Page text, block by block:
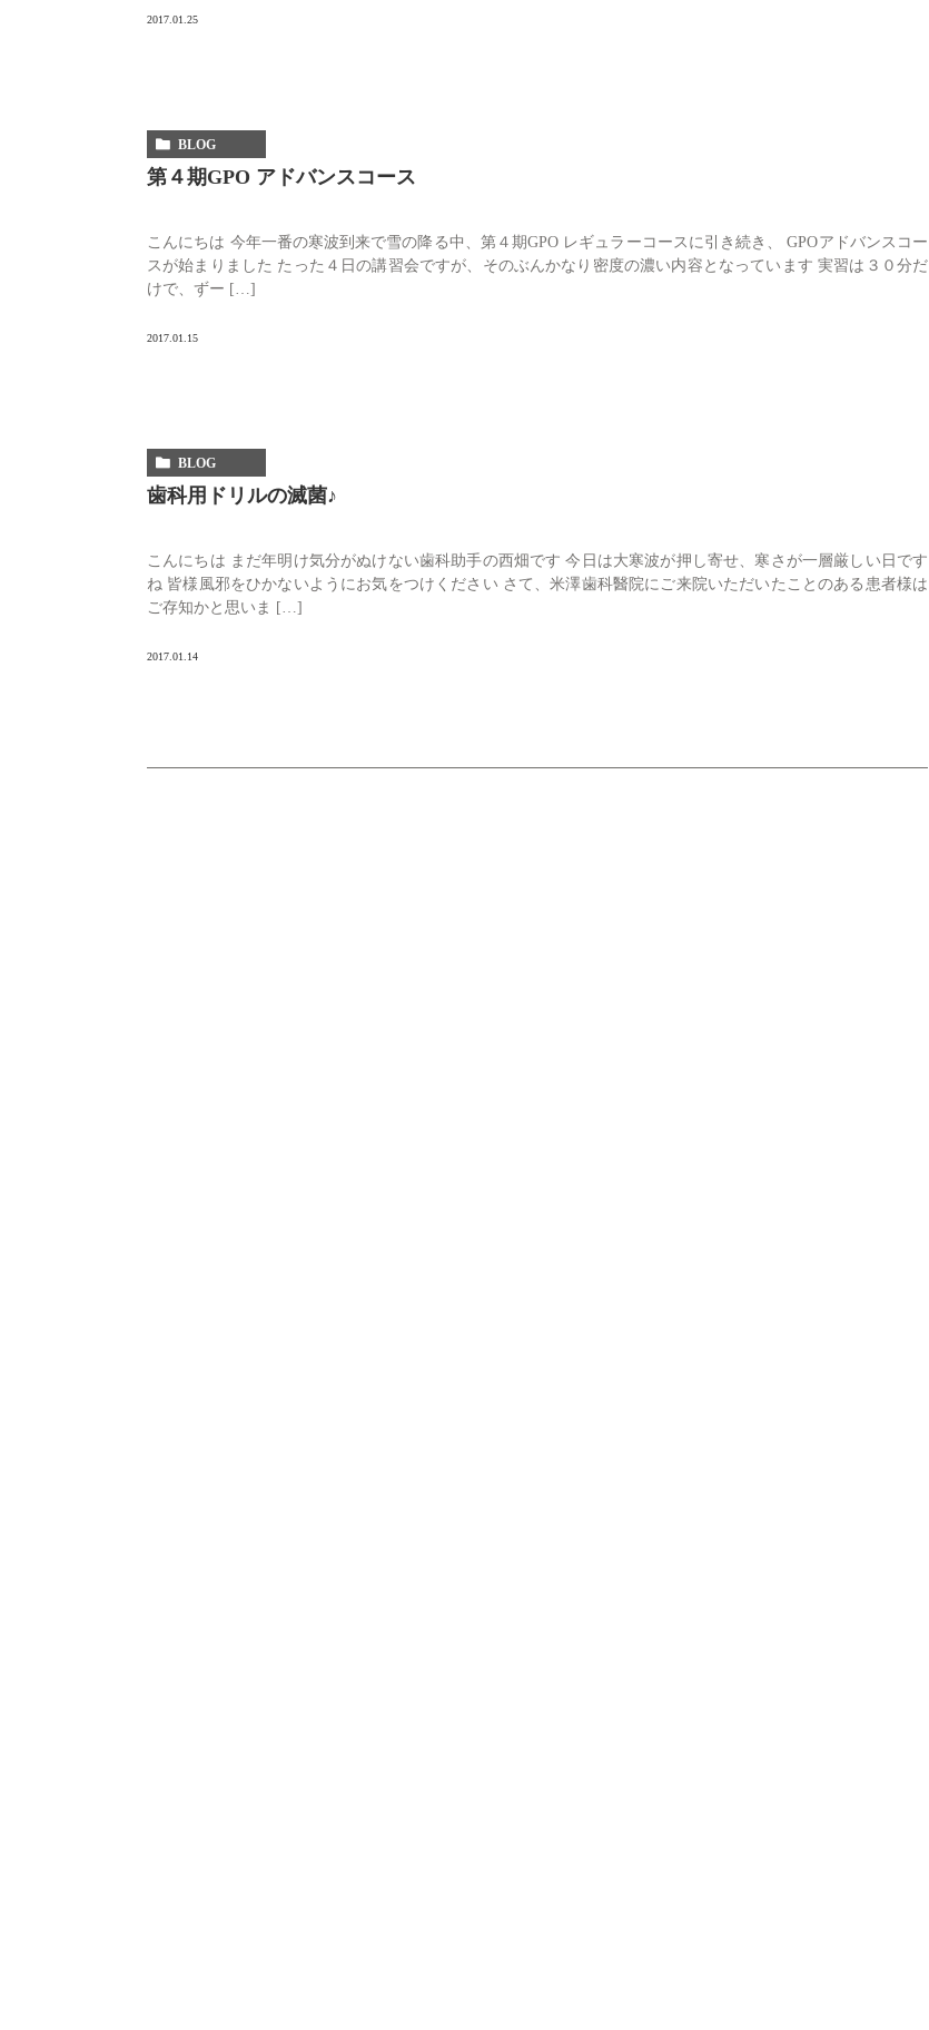
2017.01.25
BLOG
第４期GPO アドバンスコース
こんにちは 今年一番の寒波到来で雪の降る中、第４期GPO レギュラーコースに引き続き、 GPOアドバンスコー
スが始まりました たった４日の講習会ですが、そのぶんかなり密度の濃い内容となっています 実習は３０分だ
けで、ずー […]
2017.01.15
BLOG
歯科用ドリルの滅菌♪
こんにちは まだ年明け気分がぬけない歯科助手の西畑です 今日は大寒波が押し寄せ、寒さが一層厳しい日です
ね 皆様風邪をひかないようにお気をつけください さて、米澤歯科醫院にご来院いただいたことのある患者様は
ご存知かと思いま […]
2017.01.14